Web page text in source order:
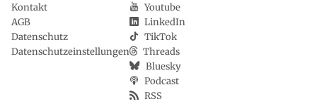
Kontakt
AGB
Datenschutz
Datenschutzeinstellungen
Youtube
LinkedIn
TikTok
Threads
Bluesky
Podcast
RSS